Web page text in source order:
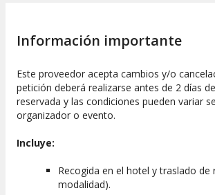
Información importante
Este proveedor acepta cambios y/o
petición deberá realizarse antes de 2 días
reservada y las condiciones pueden variar
organizador o evento.
Incluye:
Recogida en el hotel y traslado de
modalidad).